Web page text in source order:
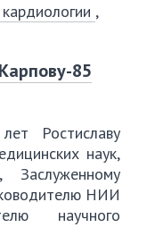
,
85
Ростиславу
наук,
Заслуженному
НИИ
научного